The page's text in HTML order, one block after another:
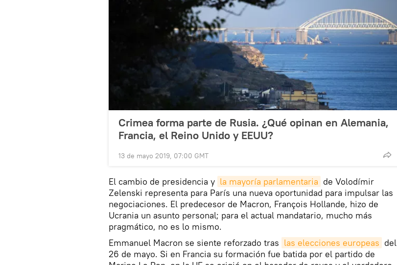
Crimea forma parte de Rusia. ¿Qué opinan en Alemania,
Francia, el Reino Unido y EEUU?
13 de mayo 2019, 07:00 GMT
El cambio de presidencia y la mayoría parlamentaria de Volodímir
Zelenski representa para París una nueva oportunidad para impulsar las
negociaciones. El predecesor de Macron, François Hollande, hizo de
Ucrania un asunto personal; para el actual mandatario, mucho más
pragmático, no es lo mismo.
Emmanuel Macron se siente reforzado tras las elecciones europeas del
26 de mayo. Si en Francia su formación fue batida por el partido de